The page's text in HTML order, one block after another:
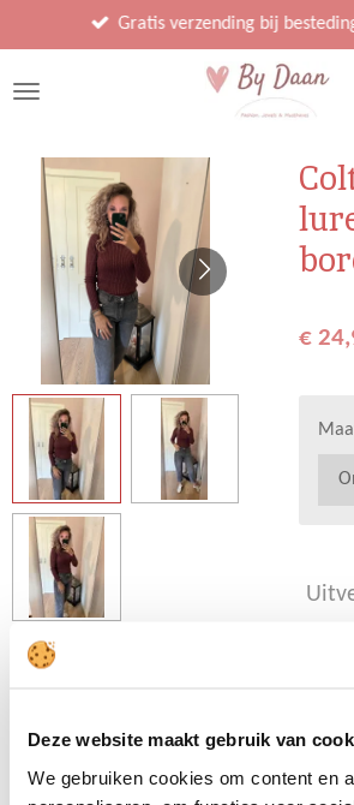
Deze website maakt gebruik van
We gebruiken cookies om content en
direct
naar
Gratis verzending bij
€
• 45%